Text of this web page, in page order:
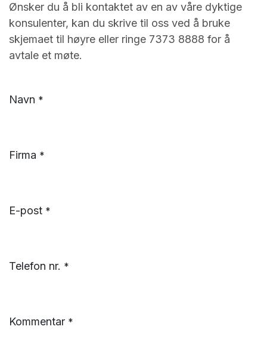
Ønsker du å bli kontaktet av en av våre dyktige
konsulenter, kan du skrive til oss ved å bruke
skjemaet til høyre eller ringe 7373 8888 for å
avtale et møte.
Navn *
Firma *
E-post *
Telefon nr. *
Kommentar *